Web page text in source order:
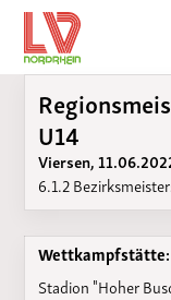
U14
Viersen,
6.1.2
Wettkampfstätte:
Stadion "Hoher